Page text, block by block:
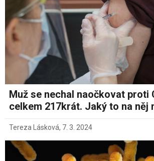
Muž se nechal naočkovat proti
celkem 217krát. Jaký to na něj
Tereza Lásková, 7. 3. 2024